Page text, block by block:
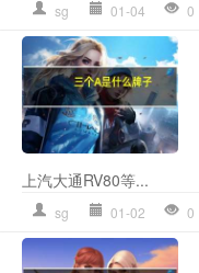
sg 01-04 0
上汽大通RV80等...
sg 01-02 0